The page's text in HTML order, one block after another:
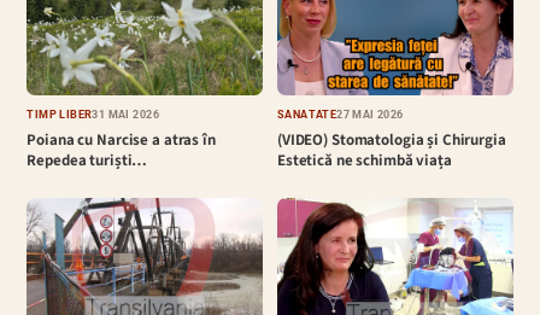
TIMP LIBER31 MAI 2026
Poiana cu Narcise a atras în
Repedea turiști…
SĂNĂTATE27 MAI 2026
(VIDEO) Stomatologia și Chirurgia
Estetică ne schimbă viața